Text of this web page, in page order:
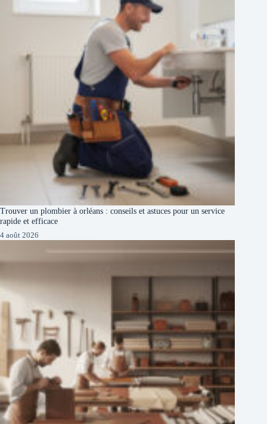
Trouver un plombier à orléans : conseils et astuces pour un service
rapide et efficace
4 août 2026